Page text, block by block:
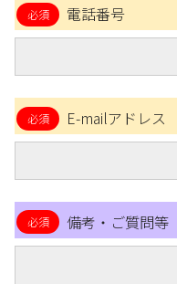
電話番号
E-mailアドレス
備考・ご質問等